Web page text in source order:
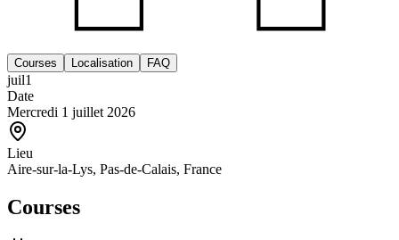
Courses Localisation FAQ
juil1
Date
Mercredi 1 juillet 2026
Lieu
Aire-sur-la-Lys, Pas-de-Calais, France
Courses